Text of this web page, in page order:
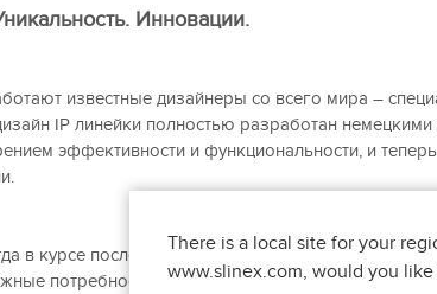
Инновации.
известные дизайнеры со всего мира –
IP линейки полностью разработан
эффективности и функциональности, и
в курсе последних тенденций рынка
потребности клиентов, используя наиболее
There is a local site for your
www.slinex.com, would you